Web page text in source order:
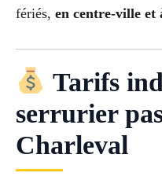
fériés, en centre-ville et
Tarifs
serrurier
Charleval